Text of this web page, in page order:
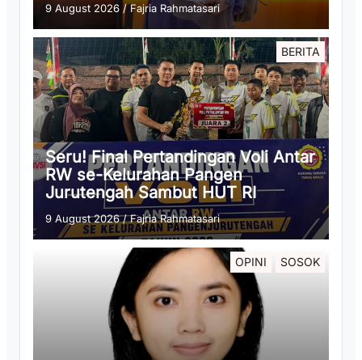
9 August 2026 /Fajria Rahmatasari
BERITA
Seru! Final Pertandingan Voli Antar
RW se-Kelurahan Pangen
Jurutengah Sambut HUT RI
9 August 2026/Fajria Rahmatasari
OPINI SOSOK